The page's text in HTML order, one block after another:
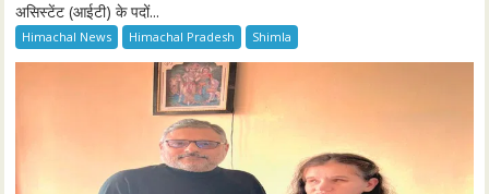
असिस्टेंट (आईटी) के पदों...
Himachal News Himachal Pradesh Shimla